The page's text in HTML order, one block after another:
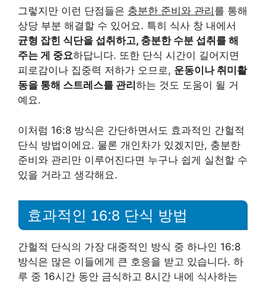
그렇지만 이런 단점들은 충분한 준비와 관리 를 통해
상당 부분 해결할 수 있어요. 특히 식사 창 내에서
균형 잡힌 식단을 섭취하고, 충분한 수분 섭취를 해
주는 게 중요하답니다. 또한 단식 시간이 길어지면
피로감이나 집중력 저하가 오므로, 운동이나 취미활
동을 통해 스트레스를 관리 하는 것도 도움이 될 거
예요.
이처럼 16:8 방식은 간단하면서도 효과적인 간헐적
단식 방법이에요. 물론 개인차가 있겠지만, 충분한
준비와 관리만 이루어진다면 누구나 쉽게 실천할 수
있을 거라고 생각해요.
효과적인 16:8 단식 방법
간헐적 단식의 가장 대중적인 방식 중 하나인 16:8
방식은 많은 이들에게 큰 호응을 받고 있습니다. 하
루 중 16시간 동안 금식하고 8시간 내에 식사하는